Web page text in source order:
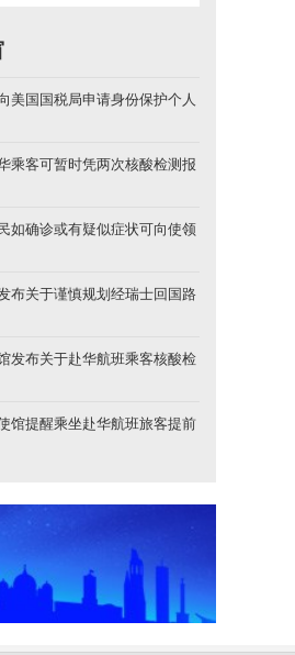
美国国税局申请身份保护个人
乘客可暂时凭两次核酸检测报
如确诊或有疑似症状可向使领
布关于谨慎规划经瑞士回国路
发布关于赴华航班乘客核酸检
馆提醒乘坐赴华航班旅客提前